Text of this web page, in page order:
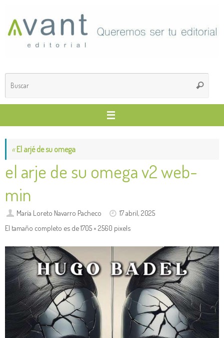
contenido
Buscar
«El arjé de su omega
el arje de su omega v2 web-
min
María Loreto Navarro Pacheco
17 abril, 2025
El tamaño completo es de1705 × 2560 pixels